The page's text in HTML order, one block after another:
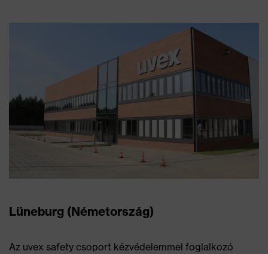
Lüneburg (Németország)
Az uvex safety csoport kézvédelemmel foglalkozó